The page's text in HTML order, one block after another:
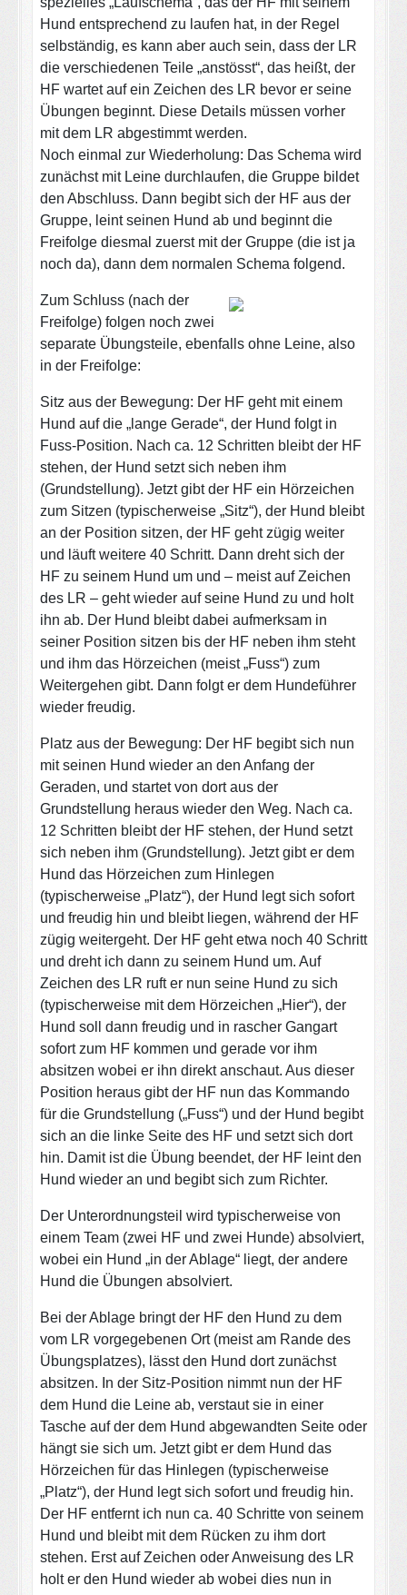
Hund entsprechend zu laufen hat, in der Regel
selbständig, es kann aber auch sein, dass der LR
die verschiedenen Teile „anstösst“, das heißt, der
HF wartet auf ein Zeichen des LR bevor er seine
Übungen beginnt. Diese Details müssen vorher
mit dem LR abgestimmt werden.
Noch einmal zur Wiederholung: Das Schema wird
zunächst mit Leine durchlaufen, die Gruppe bildet
den Abschluss. Dann begibt sich der HF aus der
Gruppe, leint seinen Hund ab und beginnt die
Freifolge diesmal zuerst mit der Gruppe (die ist ja
noch da), dann dem normalen Schema folgend.
Zum Schluss (nach der
Freifolge) folgen noch zwei
separate Übungsteile, ebenfalls ohne Leine, also
in der Freifolge:
Sitz aus der Bewegung: Der HF geht mit einem
Hund auf die „lange Gerade“, der Hund folgt in
Fuss-Position. Nach ca. 12 Schritten bleibt der HF
stehen, der Hund setzt sich neben ihm
(Grundstellung). Jetzt gibt der HF ein Hörzeichen
zum Sitzen (typischerweise „Sitz“), der Hund bleibt
an der Position sitzen, der HF geht zügig weiter
und läuft weitere 40 Schritt. Dann dreht sich der
HF zu seinem Hund um und – meist auf Zeichen
des LR – geht wieder auf seine Hund zu und holt
ihn ab. Der Hund bleibt dabei aufmerksam in
seiner Position sitzen bis der HF neben ihm steht
und ihm das Hörzeichen (meist „Fuss“) zum
Weitergehen gibt. Dann folgt er dem Hundeführer
wieder freudig.
Platz aus der Bewegung: Der HF begibt sich nun
mit seinen Hund wieder an den Anfang der
Geraden, und startet von dort aus der
Grundstellung heraus wieder den Weg. Nach ca.
12 Schritten bleibt der HF stehen, der Hund setzt
sich neben ihm (Grundstellung). Jetzt gibt er dem
Hund das Hörzeichen zum Hinlegen
(typischerweise „Platz“), der Hund legt sich sofort
und freudig hin und bleibt liegen, während der HF
zügig weitergeht. Der HF geht etwa noch 40 Schritt
und dreht ich dann zu seinem Hund um. Auf
Zeichen des LR ruft er nun seine Hund zu sich
(typischerweise mit dem Hörzeichen „Hier“), der
Hund soll dann freudig und in rascher Gangart
sofort zum HF kommen und gerade vor ihm
absitzen wobei er ihn direkt anschaut. Aus dieser
Position heraus gibt der HF nun das Kommando
für die Grundstellung („Fuss“) und der Hund begibt
sich an die linke Seite des HF und setzt sich dort
hin. Damit ist die Übung beendet, der HF leint den
Hund wieder an und begibt sich zum Richter.
Der Unterordnungsteil wird typischerweise von
einem Team (zwei HF und zwei Hunde) absolviert,
wobei ein Hund „in der Ablage“ liegt, der andere
Hund die Übungen absolviert.
Bei der Ablage bringt der HF den Hund zu dem
vom LR vorgegebenen Ort (meist am Rande des
Übungsplatzes), lässt den Hund dort zunächst
absitzen. In der Sitz-Position nimmt nun der HF
dem Hund die Leine ab, verstaut sie in einer
Tasche auf der dem Hund abgewandten Seite oder
hängt sie sich um. Jetzt gibt er dem Hund das
Hörzeichen für das Hinlegen (typischerweise
„Platz“), der Hund legt sich sofort und freudig hin.
Der HF entfernt ich nun ca. 40 Schritte von seinem
Hund und bleibt mit dem Rücken zu ihm dort
stehen. Erst auf Zeichen oder Anweisung des LR
holt er den Hund wieder ab wobei dies nun in